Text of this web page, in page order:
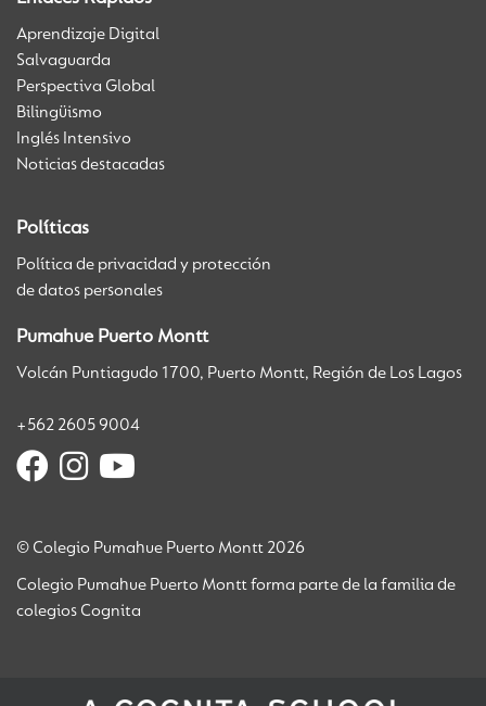
Aprendizaje Digital
Salvaguarda
Perspectiva Global
Bilingüismo
Inglés Intensivo
Noticias destacadas
Políticas
Política de privacidad y protección
de datos personales
Pumahue Puerto Montt
Volcán Puntiagudo 1700, Puerto Montt, Región de Los Lagos
+562 2605 9004
© Colegio Pumahue Puerto Montt 2026
Colegio Pumahue Puerto Montt forma parte de la familia de
colegios Cognita